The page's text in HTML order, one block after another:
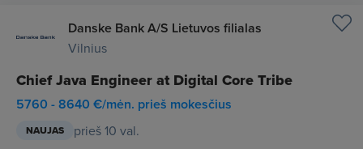
Danske Bank A/S Lietuvos filialas
Vilnius
Chief Java Engineer at Digital Core Tribe
5760 - 8640 €/mėn. prieš mokesčius
NAUJAS prieš 10 val.